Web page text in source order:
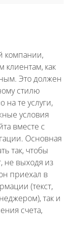
компании,
клиентам, как
Это должен
стилю
те услуги,
условия
вместе с
Основная
так, чтобы
не выходя из
приехал в
(текст,
так и
счета,